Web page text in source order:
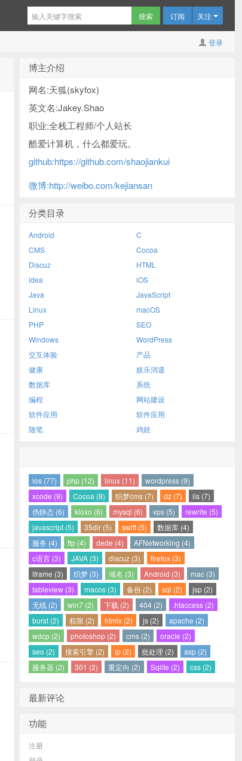
订阅 关注
登录
博主介绍
网名:天狐(skyfox)
英文名:Jakey.Shao
职业:全栈工程师/个人站长
酷爱计算机，什么都爱玩。
github:https://github.com/shaojiankui
微博:http://weibo.com/kejiansan
分类目录
Android
C
CMS
Cocoa
Discuz
HTML
idea
iOS
Java
JavaScript
Linux
macOS
PHP
SEO
Windows
WordPress
交互体验
产品
健康
娱乐消遣
数据库
系统
编程
网站建设
软件应用
软件应用
随笔
鸡娃
ios (77) php (12) linux (11)
wordpress (9)
xcode (9)
Cocoa (8) 织梦cms (7) dz (7)
iis (7)
伪静态 (6)
kloxo (6) mysql (6) vps (5)
rewrite (5)
javascript (5)
35dir (5) swift (5)
数据库 (4)
服务 (4)
ftp (4) dede (4)
AFNetworking (4)
c语言 (3)
JAVA (3) discuz (3)
firefox (3)
iframe (3)
织梦 (3) 域名 (3) Android (3)
mac (3)
tableview (3)
macos (3) 备份 (2) sql (2)
jsp (2)
无线 (2)
win7 (2) 下载 (2) 404 (2)
.htaccess (2)
burst (2)
权限 (2) htmlx (2) js (2)
apache (2)
wdcp (2)
photoshop (2) cms (2)
oracle (2)
seo (2)
搜索引擎 (2) ip (2) 批处理 (2)
asp (2)
服务器 (2)
301 (2) 重定向 (2) Sqlite (2) css (2)
最新评论
功能
注册